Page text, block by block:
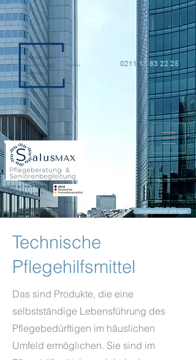
0211 15 83 22 25
Unternehmen
der Zukunft:
Unverbindlich anfragen
Technische
Pflegehilfsmittel
Das sind Produkte, die eine
selbstständige Lebensführung des
Pflegebedürftigen im häuslichen
Umfeld ermöglichen. Sie sind im